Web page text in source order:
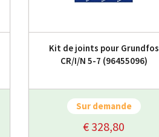
Kit de joints pour Grundfos
CR/I/N 5-7 (96455096)
Sur demande
€ 328,80